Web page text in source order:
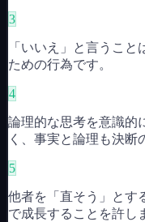
3
「いいえ」と言うこ
ための行為です。
4
論理的な思考を意識的
く、事実と論理も決断
5
他者を「直そう」とす
で成長することを許し